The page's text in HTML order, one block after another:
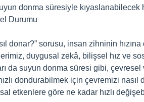
donma süresiyle
Durumu
donar?” sorusu, insan zihninin
duygusal zekâ, bilişsel hız ve
da suyun donma süresi gibi, çevresel
dondurabilmek için çevremizi
etkenlere göre ne kadar hızlı